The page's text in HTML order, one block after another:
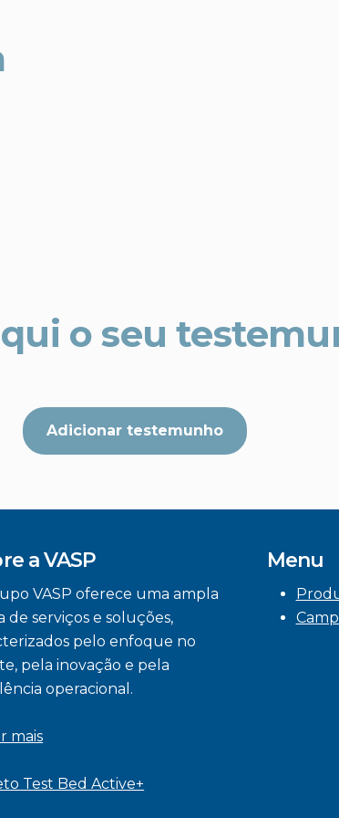
o seu
Adicionar testemunho
a VASP
VASP oferece uma ampla
de serviços e soluções,
pelo enfoque no
pela inovação e pela
operacional.
mais
Test Bed Active+
Menu